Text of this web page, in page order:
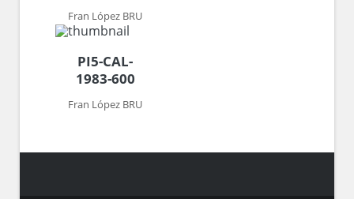
Fran López BRU
PI5-CAL-
1983-600
Fran López BRU